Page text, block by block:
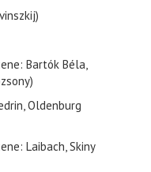
Bartók Béla,
Oldenburg
Laibach, Skiny